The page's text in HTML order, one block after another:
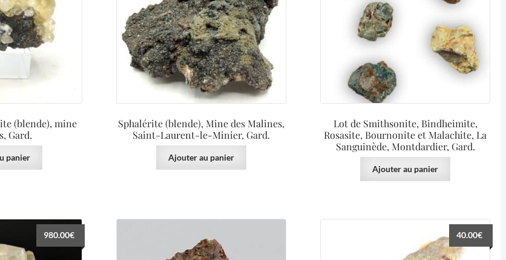
(blende), mine
Gard.
panier
Sphalérite (blende), Mine des Malines,
Saint-Laurent-le-Minier, Gard.
Ajouter au panier
Lot de Smithsonite, Bindheimite,
Rosasite, Bournonite et Malachite, La
Sanguinède, Montdardier, Gard.
Ajouter au panier
980.00€ 40.00€